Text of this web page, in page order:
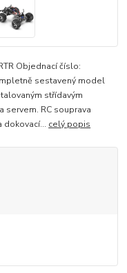
Objednací číslo:
sestavený model
střídavým
servem. RC souprava
dokovací... celý popis